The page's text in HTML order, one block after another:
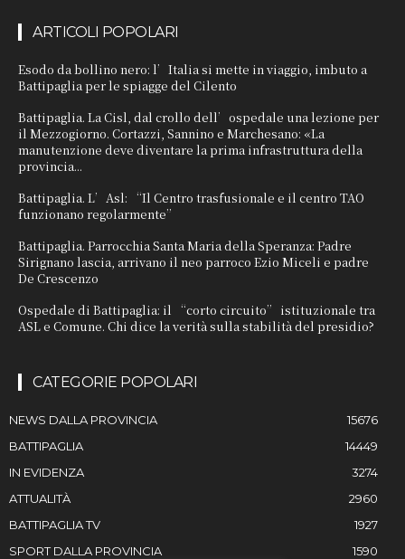
ARTICOLI POPOLARI
Esodo da bollino nero: l’Italia si mette in viaggio, imbuto a
Battipaglia per le spiagge del Cilento
Battipaglia. La Cisl, dal crollo dell’ospedale una lezione per
il Mezzogiorno. Cortazzi, Sannino e Marchesano: «La
manutenzione deve diventare la prima infrastruttura della
provincia...
Battipaglia. L’Asl: “Il Centro trasfusionale e il centro TAO
funzionano regolarmente”
Battipaglia. Parrocchia Santa Maria della Speranza: Padre
Sirignano lascia, arrivano il neo parroco Ezio Miceli e padre
De Crescenzo
Ospedale di Battipaglia: il “corto circuito” istituzionale tra
ASL e Comune. Chi dice la verità sulla stabilità del presidio?
CATEGORIE POPOLARI
NEWS DALLA PROVINCIA
15676
BATTIPAGLIA
14449
IN EVIDENZA
3274
ATTUALITÀ
2960
BATTIPAGLIA TV
1927
SPORT DALLA PROVINCIA
1590